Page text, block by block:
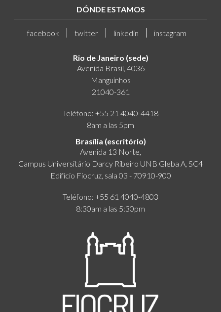
DÓNDE ESTAMOS
facebook twitter linkedin instagram
Rio de Janeiro (sede)
Avenida Brasil, 4036
Manguinhos
21040-361
Teléfono: +55 21 4040-4418
8am a las 5pm
Brasília (escritório)
Avenida 13 Norte,
Campus Universitário Darcy Ribeiro UNB Gleba A, SC4
Edifício Fiocruz, sala 03 - 70910-900
Teléfono: +55 61 4040-4803
8:30am a las 5:30pm